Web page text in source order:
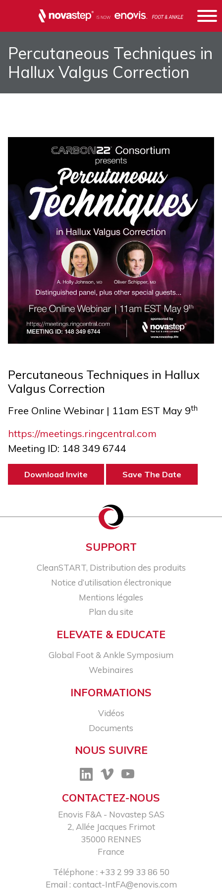
Percutaneous Techniques in
Hallux Valgus Correction
Percutaneous Techniques in Hallux
Valgus Correction
Free Online Webinar | 11am EST May 9th
https://meetings.ringcentral.com
Meeting ID: 148 349 6744
Download Invite Save The Date
SUPPORT
CleanSTART, Distribution des produits
Notice d’utilisation électronique
Mentions légales
Plan du site
ELEVATE & EDUCATE
Global Foot & Ankle Symposium
Webinaires
INFORMATIONS
Vidéos
Documents
NOUS SUIVRE
CONTACTEZ-NOUS
Enovis F&A - Novastep SAS​
2, Allée Jacques Frimot​
35000 RENNES​
France
Téléphone : +33 2 99 33 86 50​
Email : contact-IntFA@enovis.com